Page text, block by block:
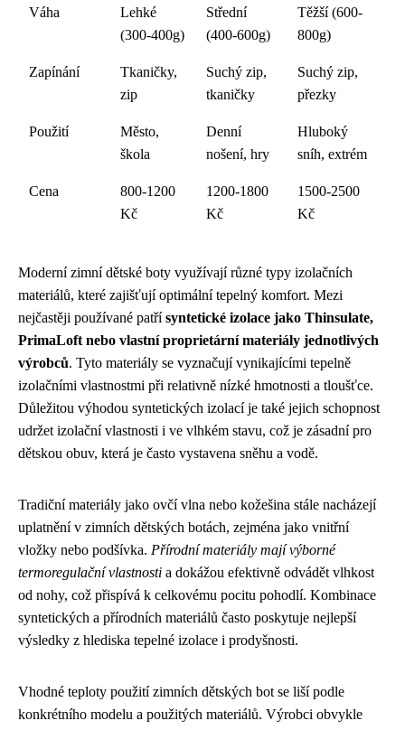
Váha
Lehké
(300-400g)
Střední
(400-600g)
Těžší (600-
800g)
Zapínání
Tkaničky,
zip
Suchý zip,
tkaničky
Suchý zip,
přezky
Použití
Město,
škola
Denní
nošení, hry
Hluboký
sníh, extrém
Cena
800-1200
Kč
1200-1800
Kč
1500-2500
Kč
Moderní zimní dětské boty využívají různé typy izolačních
materiálů, které zajišťují optimální tepelný komfort. Mezi
nejčastěji používané patřísyntetické izolace jako Thinsulate,
PrimaLoft nebo vlastní proprietární materiály jednotlivých
výrobců. Tyto materiály se vyznačují vynikajícími tepelně
izolačními vlastnostmi při relativně nízké hmotnosti a tloušťce.
Důležitou výhodou syntetických izolací je také jejich schopnost
udržet izolační vlastnosti i ve vlhkém stavu, což je zásadní pro
dětskou obuv, která je často vystavena sněhu a vodě.
Tradiční materiály jako ovčí vlna nebo kožešina stále nacházejí
uplatnění v zimních dětských botách, zejména jako vnitřní
vložky nebo podšívka. Přírodní materiály mají výborné
termoregulační vlastnosti a dokážou efektivně odvádět vlhkost
od nohy, což přispívá k celkovému pocitu pohodlí. Kombinace
syntetických a přírodních materiálů často poskytuje nejlepší
výsledky z hlediska tepelné izolace i prodyšnosti.
Vhodné teploty použití zimních dětských bot se liší podle
konkrétního modelu a použitých materiálů. Výrobci obvykle